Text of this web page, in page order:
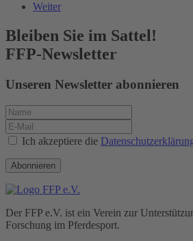
Weiter
Bleiben Sie im Sattel!
FFP-Newsletter
Unseren Newsletter abonnieren
Ich akzeptiere die
Abonnieren
Der FFP e.V. ist ein Verein zur
Forschung im Pferdesport.